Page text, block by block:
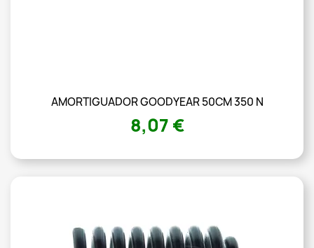
AMORTIGUADOR GOODYEAR 50CM 350 N
8,07 €